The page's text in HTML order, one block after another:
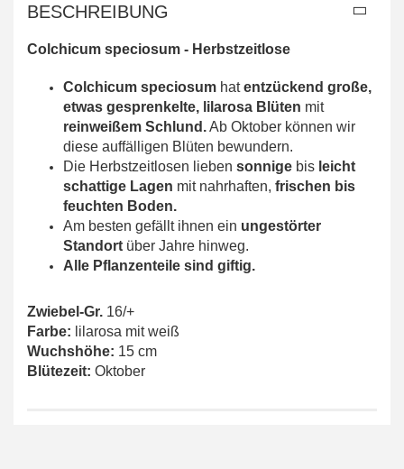
BESCHREIBUNG
Colchicum speciosum - Herbstzeitlose
Colchicum speciosum hatentzückend große,
etwas gesprenkelte, lilarosa Blüten mit
reinweißem Schlund.Ab Oktober können wir
diese auffälligen Blüten bewundern.
Die Herbstzeitlosen lieben sonnige bis leicht
schattige Lagen mit nahrhaften, frischen bis
feuchten Boden.
Am besten gefällt ihnen ein ungestörter
Standort über Jahre hinweg.
Alle Pflanzenteile sind giftig.
Zwiebel-Gr. 16/+
Farbe: lilarosa mit weiß
Wuchshöhe: 15 cm
Blütezeit: Oktober